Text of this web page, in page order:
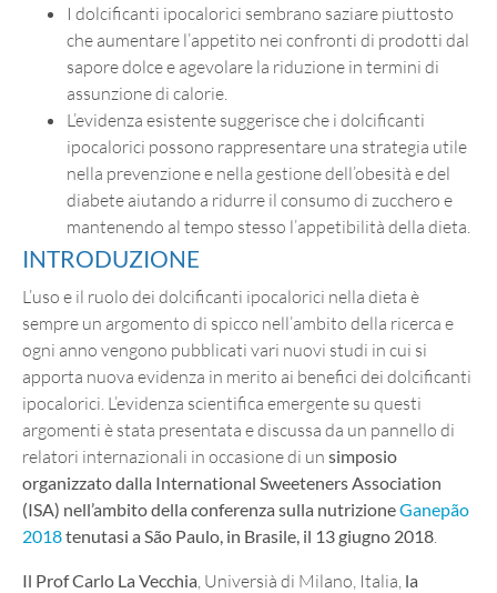
I dolcificanti ipocalorici sembrano saziare piuttosto
che aumentare l’appetito nei confronti di prodotti dal
sapore dolce e agevolare la riduzione in termini di
assunzione di calorie.
L’evidenza esistente suggerisce che i dolcificanti
ipocalorici possono rappresentare una strategia utile
nella prevenzione e nella gestione dell’obesità e del
diabete aiutando a ridurre il consumo di zucchero e
mantenendo al tempo stesso l’appetibilità della dieta.
INTRODUZIONE
L’uso e il ruolo dei dolcificanti ipocalorici nella dieta è
sempre un argomento di spicco nell’ambito della ricerca e
ogni anno vengono pubblicati vari nuovi studi in cui si
apporta nuova evidenza in merito ai benefici dei dolcificanti
ipocalorici. L’evidenza scientifica emergente su questi
argomenti è stata presentata e discussa da un pannello di
relatori internazionali in occasione di un simposio
organizzato dalla International Sweeteners Association
(ISA) nell’ambito della conferenza sulla nutrizioneGanepão
2018tenutasi a São Paulo, in Brasile, il 13 giugno 2018
Il Prof Carlo La Vecchia , Universià di Milano, Italia, la